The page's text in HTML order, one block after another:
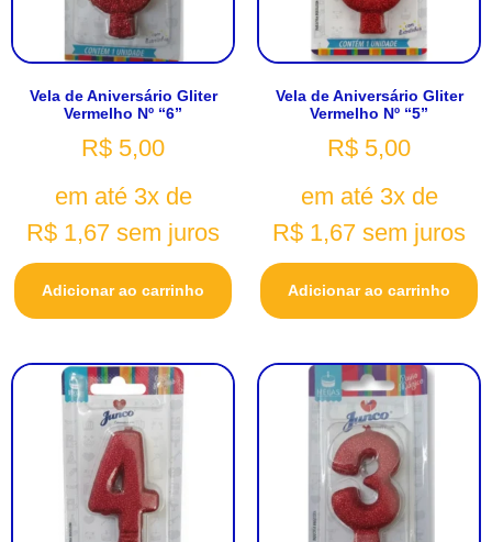
Vela de Aniversário Gliter
Vermelho Nº “6”
R$ 5,00
em até 3x de
R$ 1,67 sem juros
Adicionar ao carrinho
Vela de Aniversário Gliter
Vermelho Nº “5”
R$ 5,00
em até 3x de
R$ 1,67 sem juros
Adicionar ao carrinho